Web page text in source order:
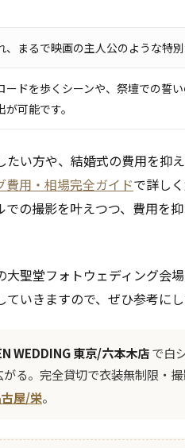
、まるで映画の主人公のような特別
ードを歩くシーンや、祭壇での誓
可能です。
たい方や、結婚式の費用を抑
費用・相場完全ガイドで詳し
の撮影を叶えつつ、費用を
聖堂フォトウェディング会
いきますので、ぜひ参考にし
WEDDING 東京/六本木店で白
る。完全貸切で衣装無制限・撮
屋/栄。